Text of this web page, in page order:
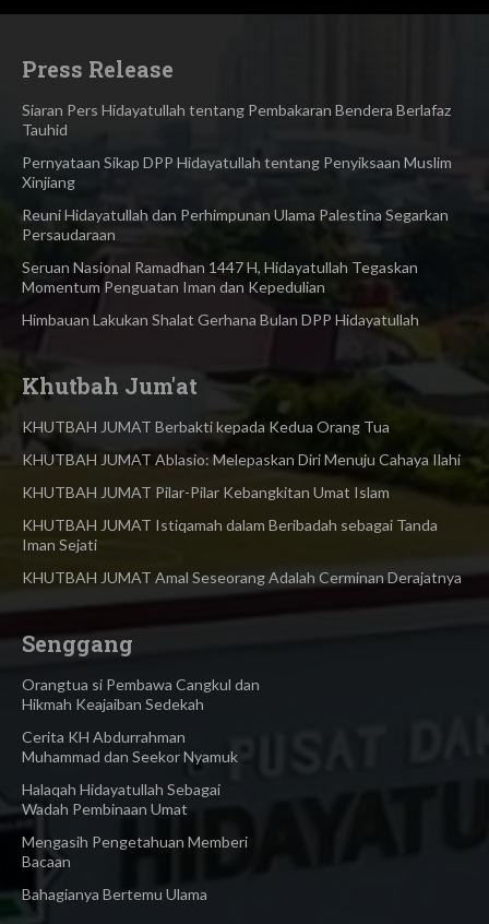
Press Release
Siaran Pers Hidayatullah tentang Pembakaran Bendera Berlafaz
Tauhid
Pernyataan Sikap DPP Hidayatullah tentang Penyiksaan Muslim
Xinjiang
Reuni Hidayatullah dan Perhimpunan Ulama Palestina Segarkan
Persaudaraan
Seruan Nasional Ramadhan 1447 H, Hidayatullah Tegaskan
Momentum Penguatan Iman dan Kepedulian
Himbauan Lakukan Shalat Gerhana Bulan DPP Hidayatullah
Khutbah Jum'at
KHUTBAH JUMAT Berbakti kepada Kedua Orang Tua
KHUTBAH JUMAT Ablasio: Melepaskan Diri Menuju Cahaya Ilahi
KHUTBAH JUMAT Pilar-Pilar Kebangkitan Umat Islam
KHUTBAH JUMAT Istiqamah dalam Beribadah sebagai Tanda
Iman Sejati
KHUTBAH JUMAT Amal Seseorang Adalah Cerminan Derajatnya
Senggang
Orangtua si Pembawa Cangkul dan
Hikmah Keajaiban Sedekah
Cerita KH Abdurrahman
Muhammad dan Seekor Nyamuk
Halaqah Hidayatullah Sebagai
Wadah Pembinaan Umat
Mengasih Pengetahuan Memberi
Bacaan
Bahagianya Bertemu Ulama